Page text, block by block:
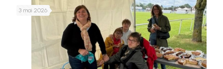
3 mai 2026